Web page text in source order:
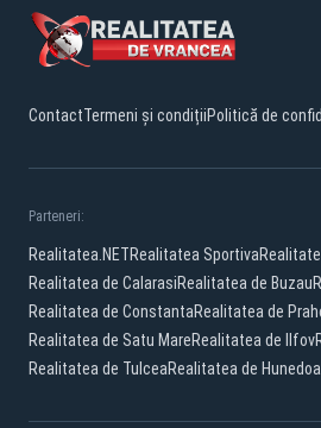
ContactTermeni și condițiiPolitică de
Parteneri:
Realitatea.NETRealitatea Sportiva
Realitatea de CalarasiRealitatea de Buzau
Realitatea de ConstantaRealitatea de
Realitatea de Satu MareRealitatea de Ilfov
Realitatea de TulceaRealitatea de